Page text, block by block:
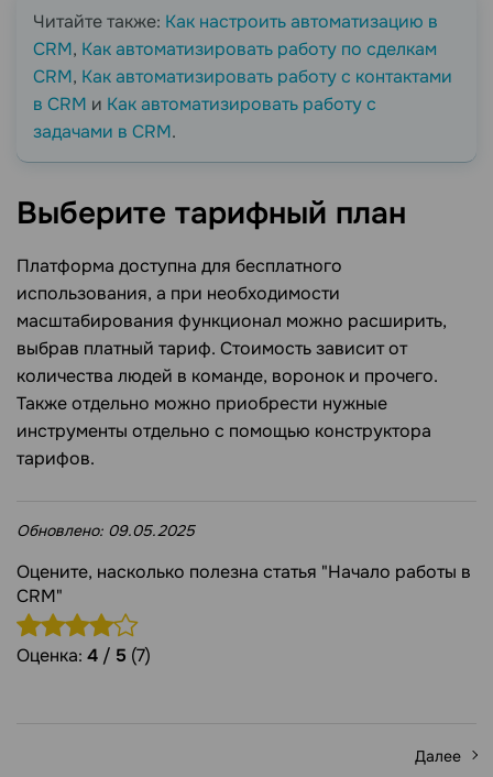
Читайте также: Как настроить автоматизацию в
CRM, Как автоматизировать работу по сделкам
CRM, Как автоматизировать работу с контактами
в CRM и Как автоматизировать работу с
задачами в CRM.
Выберите тарифный план
Платформа доступна для бесплатного
использования, а при необходимости
масштабирования функционал можно расширить,
выбрав платный тариф. Стоимость зависит от
количества людей в команде, воронок и прочего.
Также отдельно можно приобрести нужные
инструменты отдельно с помощью конструктора
тарифов.
Обновлено: 09.05.2025
Оцените, насколько полезна статья "Начало работы в
CRM"
Оценка: 4 / 5 (7)
Далее